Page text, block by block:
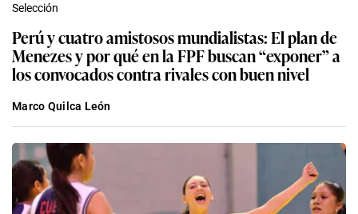
Selección
Perú y cuatro amistosos mundialistas: El plan de
Menezes y por qué en la FPF buscan “exponer” a
los convocados contra rivales con buen nivel
Marco Quilca León